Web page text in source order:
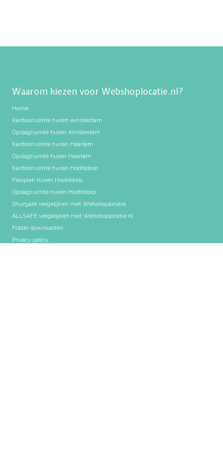
Waarom kiezen voor Webshoplocatie.nl?
Home
Kantoorruimte huren Amsterdam
Opslagruimte huren Amsterdam
Kantoorruimte huren Haarlem
Opslagruimte huren Haarlem
Kantoorruimte huren Hoofddorp
Flexplek huren Hoofddorp
Opslagruimte huren Hoofddorp
Shurgard vergelijken met Webshoplocatie
ALLSAFE vergelijken met Webshoplocatie.nl
Folder downloaden
Privacy policy